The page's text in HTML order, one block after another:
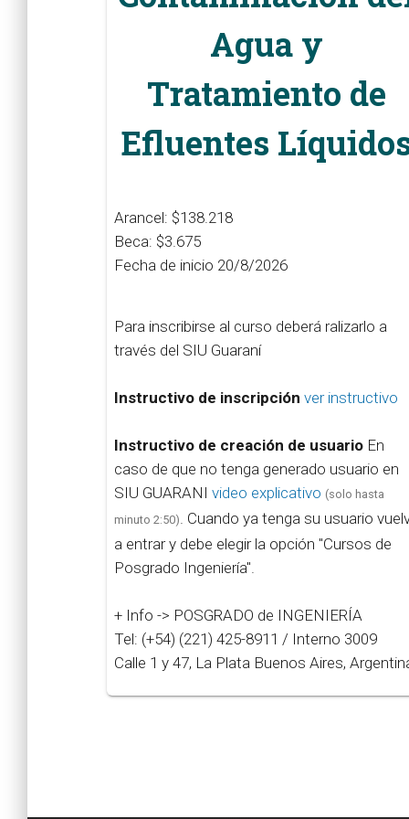
Agua y
Tratamiento de
Efluentes
Arancel: $138.218
Beca: $3.675
Fecha de inicio 20/8/2026
Para inscribirse al curso deberá ralizarlo a
través del SIU Guaraní
Instructivo de inscripción ver instructivo
Instructivo de creación de usuario En
caso de que no tenga generado usuario en
SIU GUARANI video explicativo (solo hasta
minuto 2:50). Cuando ya tenga su usuario
a entrar y debe elegir la opción "Cursos de
Posgrado Ingeniería".
+ Info -> POSGRADO de INGENIERÍA
Tel: (+54) (221) 425-8911 / Interno 3009
Calle 1 y 47, La Plata Buenos Aires,